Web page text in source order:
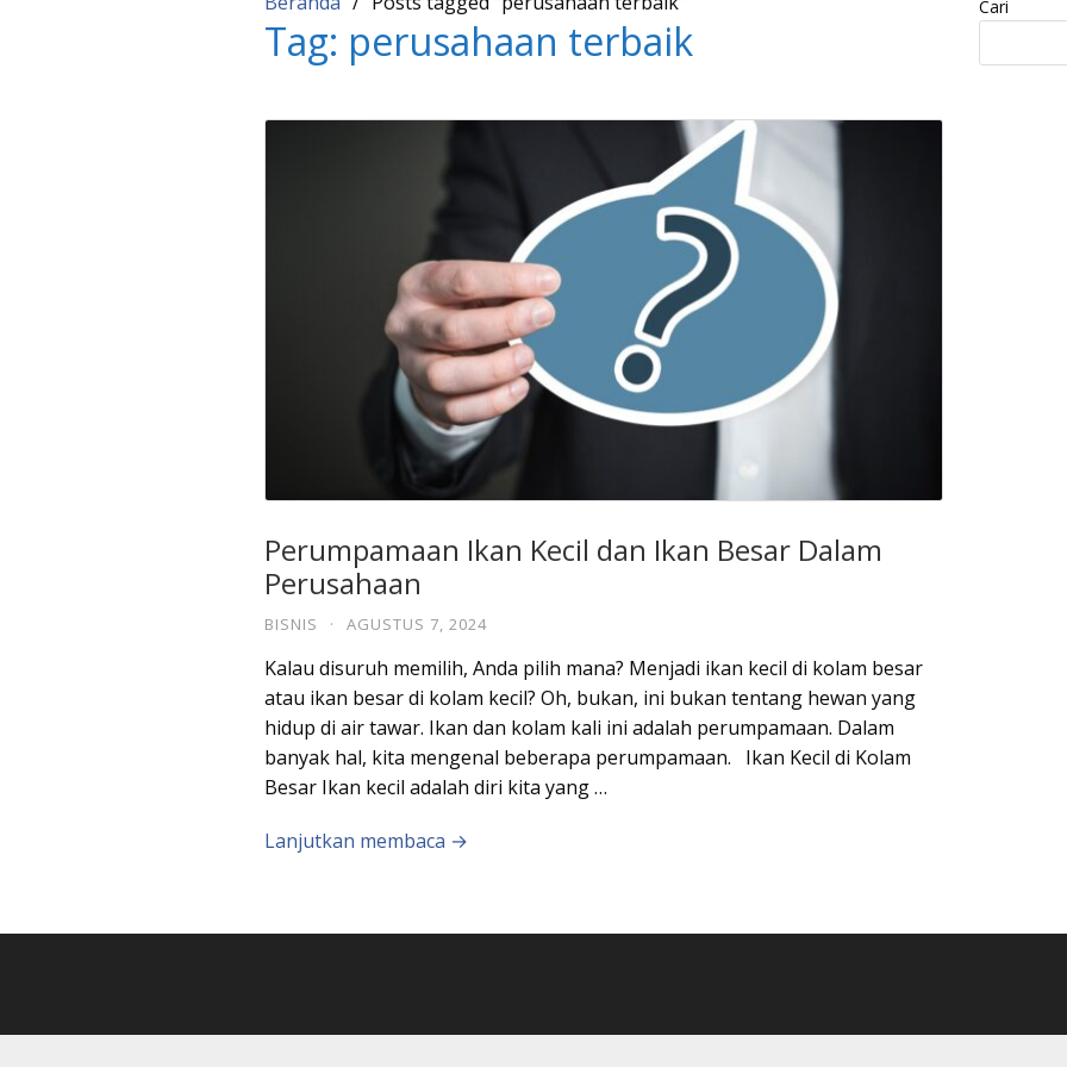
Tag: perusahaan terbaik
Perumpamaan Ikan Kecil dan Ikan Besar Dalam
Perusahaan
BISNIS · AGUSTUS 7, 2024
Kalau disuruh memilih, Anda pilih mana? Menjadi ikan kecil di kolam besar
atau ikan besar di kolam kecil? Oh, bukan, ini bukan tentang hewan yang
hidup di air tawar. Ikan dan kolam kali ini adalah perumpamaan. Dalam
banyak hal, kita mengenal beberapa perumpamaan. Ikan Kecil di Kolam
Besar Ikan kecil adalah diri kita yang …
Lanjutkan membaca →
Cari